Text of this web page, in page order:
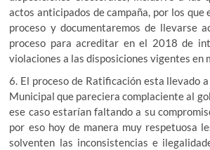
actos anticipados de campaña, por los
proceso y documentaremos de llevarse
proceso para acreditar en el 2018 de
violaciones a las disposiciones vigentes en
6. El proceso de Ratificación esta llevado
Municipal que pareciera complaciente al
ese caso estarían faltando a su
por eso hoy de manera muy respetuosa
solventen las inconsistencias e